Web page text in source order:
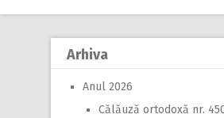
Arhiva
Anul 2026
Călăuză ortodoxă nr.